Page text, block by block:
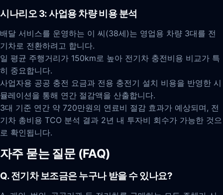
시나리오 3: 사업용 차량 비용 분석
배달 서비스를 운영하는 이 씨(38세)는 영업용 차량 3대를 전
기차로 전환하려고 합니다.
일 평균 주행거리가 150km로 높아 전기차 충전비용 비교가 특
히 중요합니다.
사업자용 공공 충전 요금과 전용 충전기 설치 비용을 반영한 시
뮬레이션을 통해 연간 절감액을 산출합니다.
3대 기준 연간 약 720만원의 연료비 절감 효과가 예상되며, 전
기차 총비용 TCO 분석 결과 2년 내 투자비 회수가 가능한 것으
로 확인됩니다.
자주 묻는 질문 (FAQ)
Q. 전기차 보조금은 누구나 받을 수 있나요?